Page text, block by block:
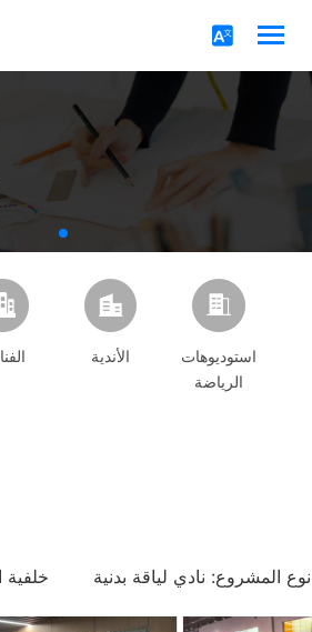
الأندية
استوديوهات
الرياضة
نوع المشروع: نادي لياقة بدنية خلفية